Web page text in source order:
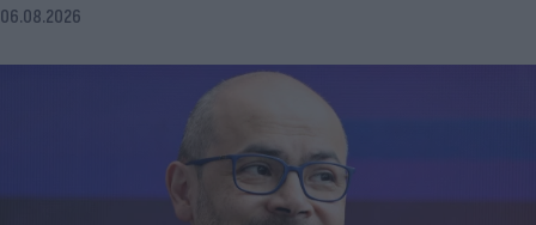
06.08.2026